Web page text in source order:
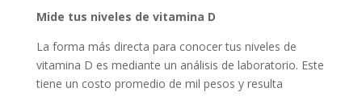
Mide tus niveles de vitamina D
La forma más directa para conocer tus niveles de
vitamina D es mediante un análisis de laboratorio. Este
tiene un costo promedio de mil pesos y resulta